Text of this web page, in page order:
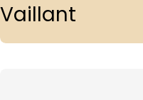
C
o
Vaillant